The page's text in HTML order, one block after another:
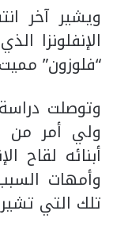
ويشير آخر
الإنفلونزا
“فلوزون” مميت أكثر بـ 2,4
وتوصلت
ولي أمر من
أبنائه لقاح
وأمهات
تلك التي